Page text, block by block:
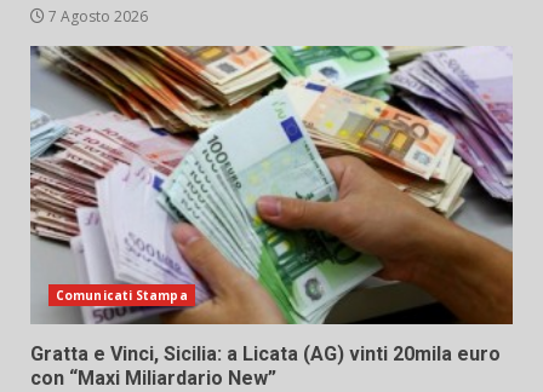
7 Agosto 2026
Comunicati Stampa
Gratta e Vinci, Sicilia: a Licata (AG) vinti 20mila euro
con “Maxi Miliardario New”